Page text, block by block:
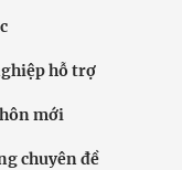
hỗ trợ
mới
chuyên đề